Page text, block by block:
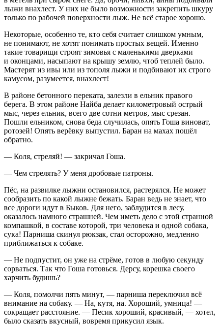
лыжи внахлест. У них не было возможности закрепить шкуру
только по рабочей поверхности лыж. Не всё старое хорошо.
Некоторые, особенно те, кто себя считает слишком умным,
не понимают, не хотят понимать простых вещей. Именно
такие товарищи строят зимовья с маленькими дверками
и оконцами, насыпают на крышу землю, чтоб теплей было.
Мастерят из ивы или из тополя лыжи и подбивают их строго
камусом, разумеется, внахлест!
В районе бетонного переката, залезли в ельник правого
берега. В этом районе Найба делает километровый острый
мыс, через ельник, всего две сотни метров, мыс срезан.
Пошли ельником, снова беда случилась, опять Гоша виноват,
ротозей! Опять верёвку выпустил. Баран на махах пошёл
обратно.
— Коля, стреляй! — закричал Гоша.
— Чем стрелять? У меня дробовые патроны.
Пёс, на развилке лыжни остановился, растерялся. Не может
сообразить по какой лыжне бежать. Баран ведь не знает, что
все дороги идут в Быков. Для него, заблудится в лесу,
оказалось намного страшней. Чем иметь дело с этой странной
компашкой, в составе которой, три человека и одной собака,
сука! Парниша скинул рюкзак, стал осторожно, медленно
приближаться к собаке.
— Не подпустит, он уже на стрёме, готов в любую секунду
сорваться. Так что Гоша готовься. Дерсу, корешка своего
харчить будишь?
— Коля, помолчи пять минут, — парниша переключил всё
внимание на собаку. — На, кутя, на. Хороший, умница! —
сокращает расстояние. — Песик хороший, красивый, — хотел,
было сказать вкусный, вовремя прикусил язык.